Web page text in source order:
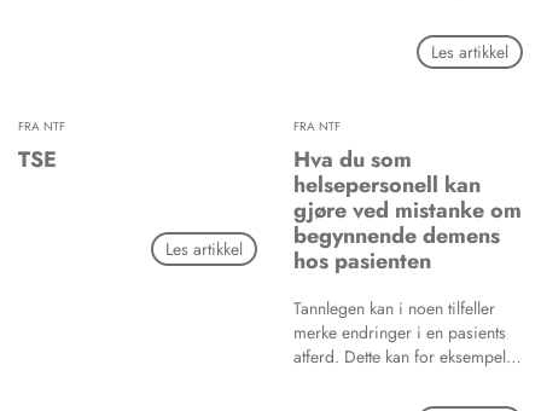
NTF for studieopphold
i utlandet eller representasjon av
Les artikkel
FRA NTF
TSE
Les artikkel
FRA NTF
Hva du som
helsepersonell kan
gjøre ved mistanke om
begynnende demens
hos pasienten
Tannlegen kan i noen tilfeller
merke endringer i en pasients
atferd. Dette kan for eksempel
møte opp til avtalt tid uten å